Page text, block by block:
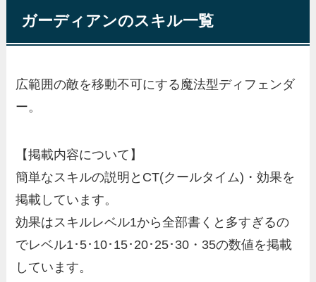
ガーディアンのスキル一覧
広範囲の敵を移動不可にする魔法型ディフェンダ
ー。
【掲載内容について】
簡単なスキルの説明とCT(クールタイム)・効果を
掲載しています。
効果はスキルレベル1から全部書くと多すぎるの
でレベル1･5･10･15･20･25･30・35の数値を掲載
しています。